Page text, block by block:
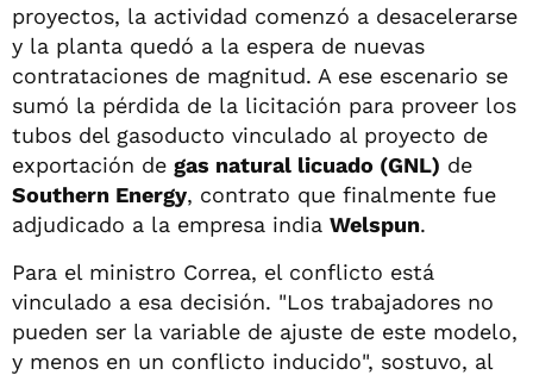
proyectos, la actividad comenzó a desacelerarse
y la planta quedó a la espera de nuevas
contrataciones de magnitud. A ese escenario se
sumó la pérdida de la licitación para proveer los
tubos del gasoducto vinculado al proyecto de
exportación de gas natural licuado (GNL) de
Southern Energy, contrato que finalmente fue
adjudicado a la empresa india Welspun.
Para el ministro Correa, el conflicto está
vinculado a esa decisión. "Los trabajadores no
pueden ser la variable de ajuste de este modelo,
y menos en un conflicto inducido", sostuvo, al